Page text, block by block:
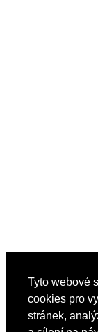
Tyto webové
cookies pro
stránek,